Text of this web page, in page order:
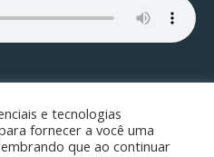
Home Page¬ all rights
e tecnologias
fornecer a você uma
que ao continuar